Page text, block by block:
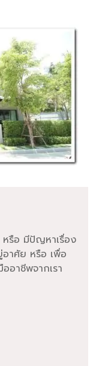
รือ มีปัญหาเรื่อง
าศัย หรือ เพื่อ
อาชีพจากเรา